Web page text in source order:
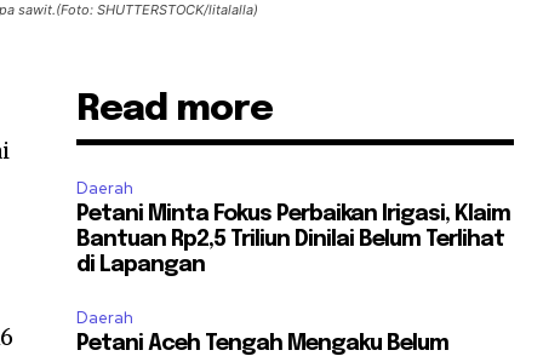
sawit.(Foto: SHUTTERSTOCK/litalalla)
Read more
Daerah
Petani Minta Fokus Perbaikan Irigasi, Klaim
Bantuan Rp2,5 Triliun Dinilai Belum Terlihat
di Lapangan
Daerah
Petani Aceh Tengah Mengaku Belum